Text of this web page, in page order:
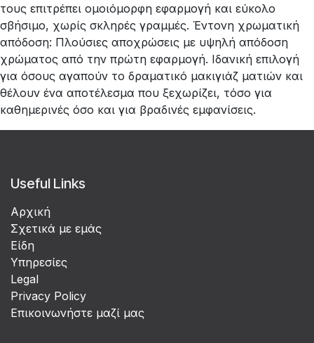
τους επιτρέπει ομοιόμορφη εφαρμογή και εύκολο
σβήσιμο, χωρίς σκληρές γραμμές. Έντονη χρωματική
απόδοση: Πλούσιες αποχρώσεις με υψηλή απόδοση
χρώματος από την πρώτη εφαρμογή. Ιδανική επιλογή
για όσους αγαπούν το δραματικό μακιγιάζ ματιών και
θέλουν ένα αποτέλεσμα που ξεχωρίζει, τόσο για
καθημερινές όσο και για βραδινές εμφανίσεις.
Useful Links
Αρχική
Σχετικά με εμάς
Είδη
Υπηρεσίες
Legal
Privacy Policy
Επικοινωνήστε μαζί μας